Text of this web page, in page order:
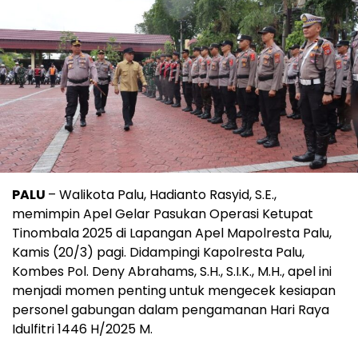
PALU – Walikota Palu, Hadianto Rasyid, S.E.,
memimpin Apel Gelar Pasukan Operasi Ketupat
Tinombala 2025 di Lapangan Apel Mapolresta Palu,
Kamis (20/3) pagi. Didampingi Kapolresta Palu,
Kombes Pol. Deny Abrahams, S.H., S.I.K., M.H., apel ini
menjadi momen penting untuk mengecek kesiapan
personel gabungan dalam pengamanan Hari Raya
Idulfitri 1446 H/2025 M.